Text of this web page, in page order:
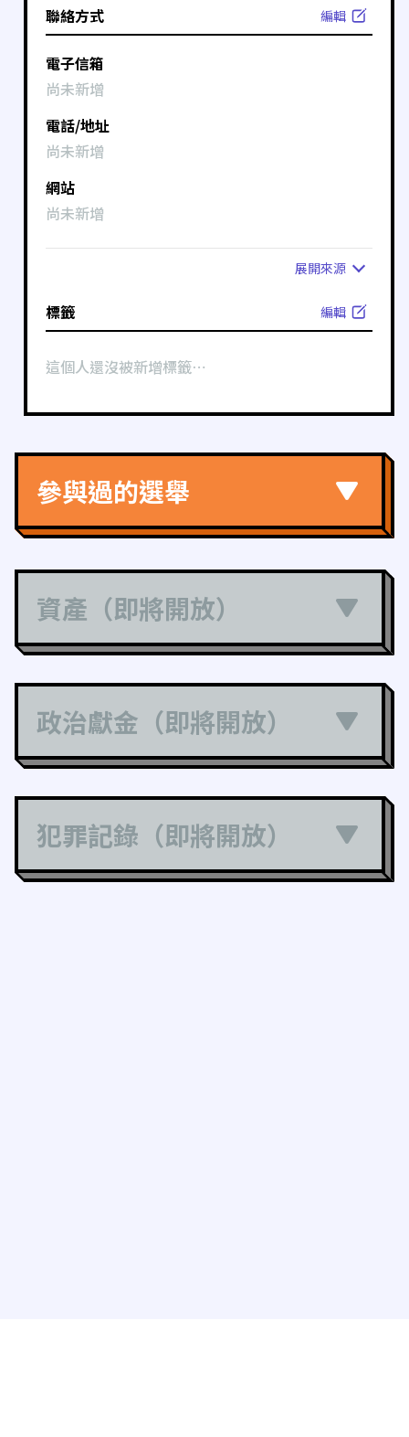
聯絡方式 編輯
電子信箱
尚未新增
電話/地址
尚未新增
網站
尚未新增
展開來源
標籤 編輯
這個人還沒被新增標籤⋯
參與過的選舉
資產（即將開放）
政治獻金（即將開放）
犯罪記錄（即將開放）